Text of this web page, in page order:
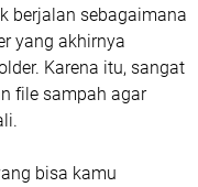
berjalan sebagaimana
yang akhirnya
Karena itu, sangat
file sampah agar
bisa kamu